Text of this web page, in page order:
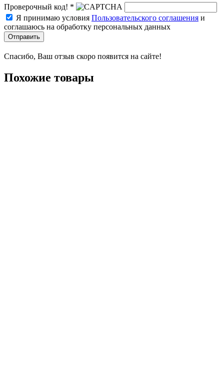
Проверочный код! *
Я принимаю условия Пользовательского соглашения и
соглашаюсь на обработку персональных данных
Отправить
Спасибо, Ваш отзыв скоро появится на сайте!
Похожие товары